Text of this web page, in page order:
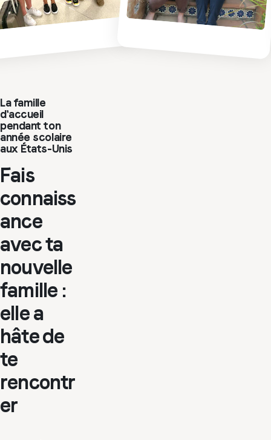
La famille
d'accueil
pendant ton
année scolaire
aux États-Unis
Fais
connaiss
ance
avec ta
nouvelle
famille :
elle a
hâte de
te
rencontr
er